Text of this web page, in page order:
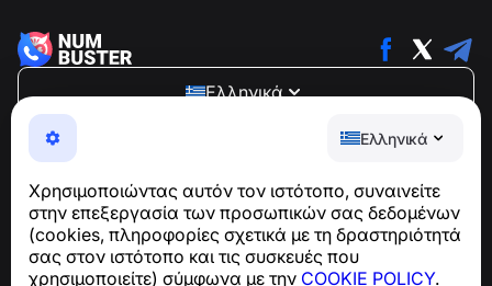
Ελληνικά
Χρησιμοποιώντας αυτόν τον ιστότοπο, συναινείτε
στην επεξεργασία των προσωπικών σας δεδομένων
(cookies, πληροφορίες σχετικά με τη δραστηριότητά
σας στον ιστότοπο και τις συσκευές που
χρησιμοποιείτε) σύμφωνα με την COOKIE POLICY.
Ελληνικά
NumBuster © 2013—2026 ·
support@numbuster.com
Μια εύχρηστη εφαρμογή που σας προστατεύει από
Για ερωτήσεις σχετικά με τη συμμόρφωση με το GDPR:
support@numbuster.com